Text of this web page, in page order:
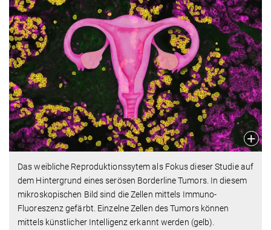
Das weibliche Reproduktionssytem als Fokus dieser Studie auf
dem Hintergrund eines serösen Borderline Tumors. In diesem
mikroskopischen Bild sind die Zellen mittels Immuno-
Fluoreszenz gefärbt. Einzelne Zellen des Tumors können
mittels künstlicher Intelligenz erkannt werden (gelb).